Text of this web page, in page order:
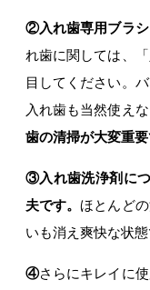
②入れ歯専用ブラ
れ歯に関しては、
目してください。
入れ歯も当然使え
歯の清掃が大変重要
③入れ歯洗浄剤に
夫です。ほとんど
いも消え爽快な状
④さらにキレイに使